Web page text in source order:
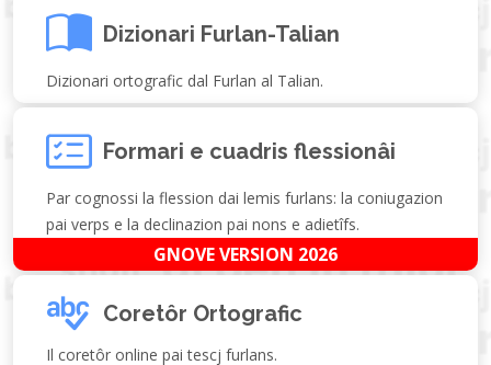
Dizionari Furlan-Talian
Dizionari ortografic dal Furlan al Talian.
Formari e cuadris flessionâi
Par cognossi la flession dai lemis furlans: la coniugazion
pai verps e la declinazion pai nons e adietîfs.
GNOVE VERSION 2026
Coretôr Ortografic
Il coretôr online pai tescj furlans.